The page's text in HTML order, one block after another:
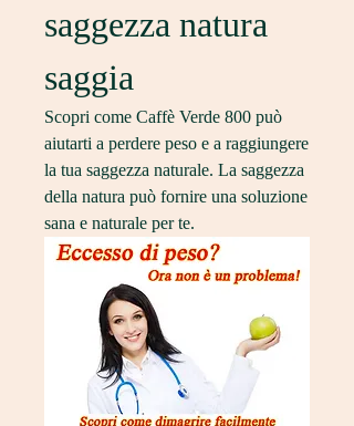
saggezza natura
saggia
Scopri come Caffè Verde 800 può
aiutarti a perdere peso e a raggiungere
la tua saggezza naturale. La saggezza
della natura può fornire una soluzione
sana e naturale per te.